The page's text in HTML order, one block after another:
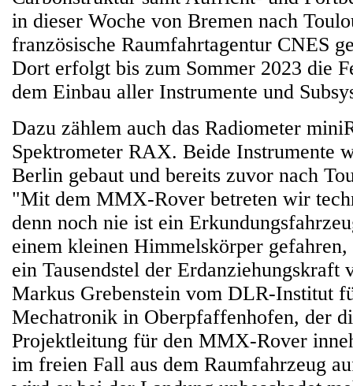
in dieser Woche von Bremen nach
französische Raumfahrtagentur CNES
Dort erfolgt bis zum Sommer 2023 die
dem Einbau aller Instrumente und
Dazu zählem auch das Radiometer
Spektrometer RAX. Beide Instrumente
Berlin gebaut und bereits zuvor nach
"Mit dem MMX-Rover betreten wir
denn noch nie ist ein
einem kleinen Himmelskörper
ein Tausendstel der Erdanziehungskraft
Markus Grebenstein vom DLR-Institut
Mechatronik in Oberpfaffenhofen, der
Projektleitung für den MMX-Rover
im freien Fall aus dem Raumfahrzeug